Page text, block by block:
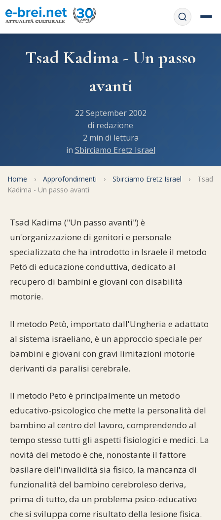
APP web
Informativa Privacy
Libri di preghiera
Regole di Halachà
Pubblicazioni
Documenti storici
Momenti di Torah
Orari di Shabbat
Vendita del chametz
F.A.Q.
Mappa del sito
Spunti
Commenti alla Torah
Perle dal Talmud
Umorismo e simpatia
Cultura e società
Aspetti di vita ebraica
Storia millenaria
Sbirciamo Eretz Israel
Tanach
Il Talmud in italiano
Opere di Maimonide
Partecipa Comunità ebraiche
Mangiare casher
Turismo in Italia
it.cultura.ebraica
Netiquette
Scambio di link
Dal nostro archivio
Tsad Kadima - Un passo
avanti
22 September 2002
di redazione
2 min di lettura
in Sbirciamo Eretz Israel
Home › Approfondimenti › Sbirciamo Eretz Israel ›
Tsad
Kadima - Un passo avanti
Tsad Kadima ("Un passo avanti") è
un'organizzazione di genitori e personale
specializzato che ha introdotto in Israele il metodo
Petö di educazione conduttiva, dedicato al
recupero di bambini e giovani con disabilità
motorie.
Il metodo Petö, importato dall'Ungheria e adattato
al sistema israeliano, è un approccio speciale per
bambini e giovani con gravi limitazioni motorie
derivanti da paralisi cerebrale.
Il metodo Petö è principalmente un metodo
educativo-psicologico che mette la personalità del
bambino al centro del lavoro, comprendendo al
tempo stesso tutti gli aspetti fisiologici e medici. La
novità del metodo è che, nonostante il fattore
basilare dell'invalidità sia fisico, la mancanza di
funzionalità del bambino cerebroleso deriva,
prima di tutto, da un problema psico-educativo
che si sviluppa come risultato della lesione fisica.